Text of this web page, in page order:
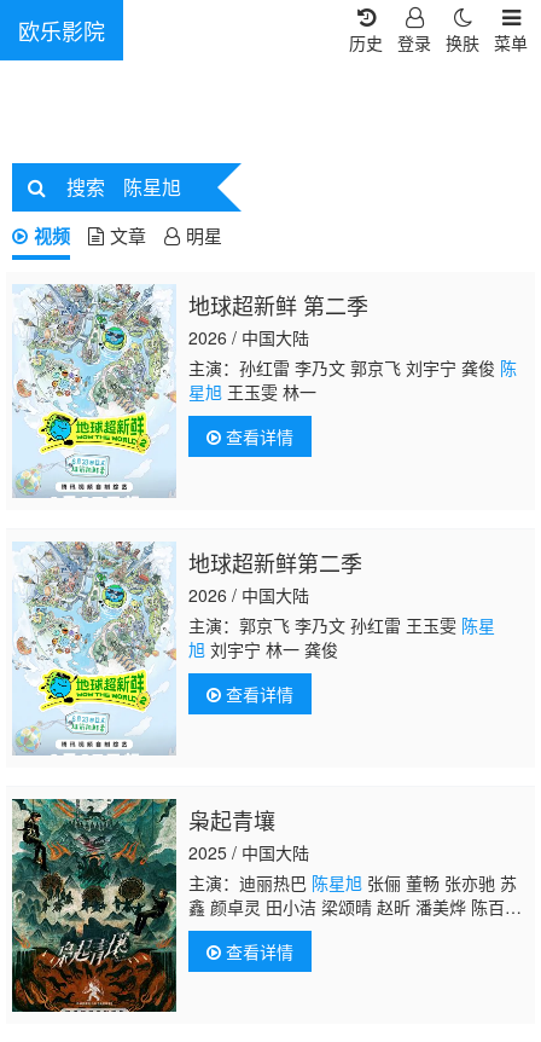
欧乐影院 菜单
换肤
登录
历史
搜索 陈星旭
视频 文章 明星
地球超新鲜 第二季
2026 / 中国大陆
主演：孙红雷 李乃文 郭京飞 刘宇宁 龚俊 陈
星旭王玉雯 林一
查看详情
地球超新鲜第二季
2026 / 中国大陆
主演：郭京飞 李乃文 孙红雷 王玉雯 陈星
旭刘宇宁 林一 龚俊
查看详情
枭起青壤
2025 / 中国大陆
主演：迪丽热巴 陈星旭张俪 董畅 张亦驰 苏
鑫 颜卓灵 田小洁 梁颂晴 赵昕 潘美烨 陈百
川 张铭恩 林鹏 师悦玲
查看详情